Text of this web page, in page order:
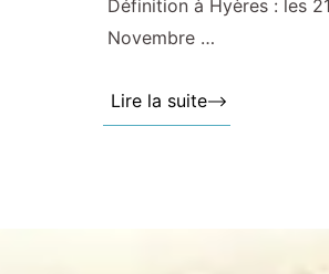
Définition à Hyères : les
Novembre …
Lire la suite »